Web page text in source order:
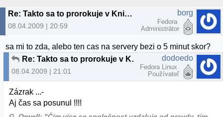
Re: Takto sa to prorokuje v Knihe Zázrakov Greenportu
08.04.2009 | 20:59
borg
Fedora
Administrátor
sa mi to zda, alebo ten cas na servery bezi o 5 minut skor?
Re: Takto sa to prorokuje v Knihe Zázrakov Greenportu
08.04.2009 | 21:01
dodoedo
Fedora Linux
Používateľ
Zázrak ...-
Aj čas sa posunul !!!!